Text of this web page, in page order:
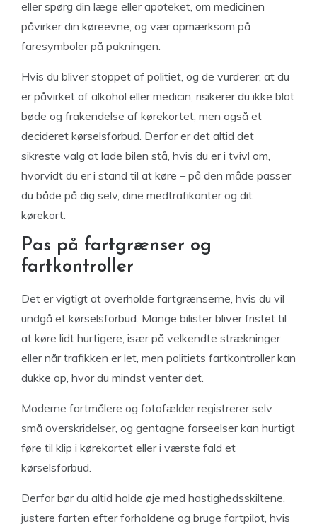
eller spørg din læge eller apoteket, om medicinen
påvirker din køreevne, og vær opmærksom på
faresymboler på pakningen.
Hvis du bliver stoppet af politiet, og de vurderer, at du
er påvirket af alkohol eller medicin, risikerer du ikke blot
bøde og frakendelse af kørekortet, men også et
decideret kørselsforbud. Derfor er det altid det
sikreste valg at lade bilen stå, hvis du er i tvivl om,
hvorvidt du er i stand til at køre – på den måde passer
du både på dig selv, dine medtrafikanter og dit
kørekort.
Pas på fartgrænser og
fartkontroller
Det er vigtigt at overholde fartgrænserne, hvis du vil
undgå et kørselsforbud. Mange bilister bliver fristet til
at køre lidt hurtigere, især på velkendte strækninger
eller når trafikken er let, men politiets fartkontroller kan
dukke op, hvor du mindst venter det.
Moderne fartmålere og fotofælder registrerer selv
små overskridelser, og gentagne forseelser kan hurtigt
føre til klip i kørekortet eller i værste fald et
kørselsforbud.
Derfor bør du altid holde øje med hastighedsskiltene,
justere farten efter forholdene og bruge fartpilot, hvis